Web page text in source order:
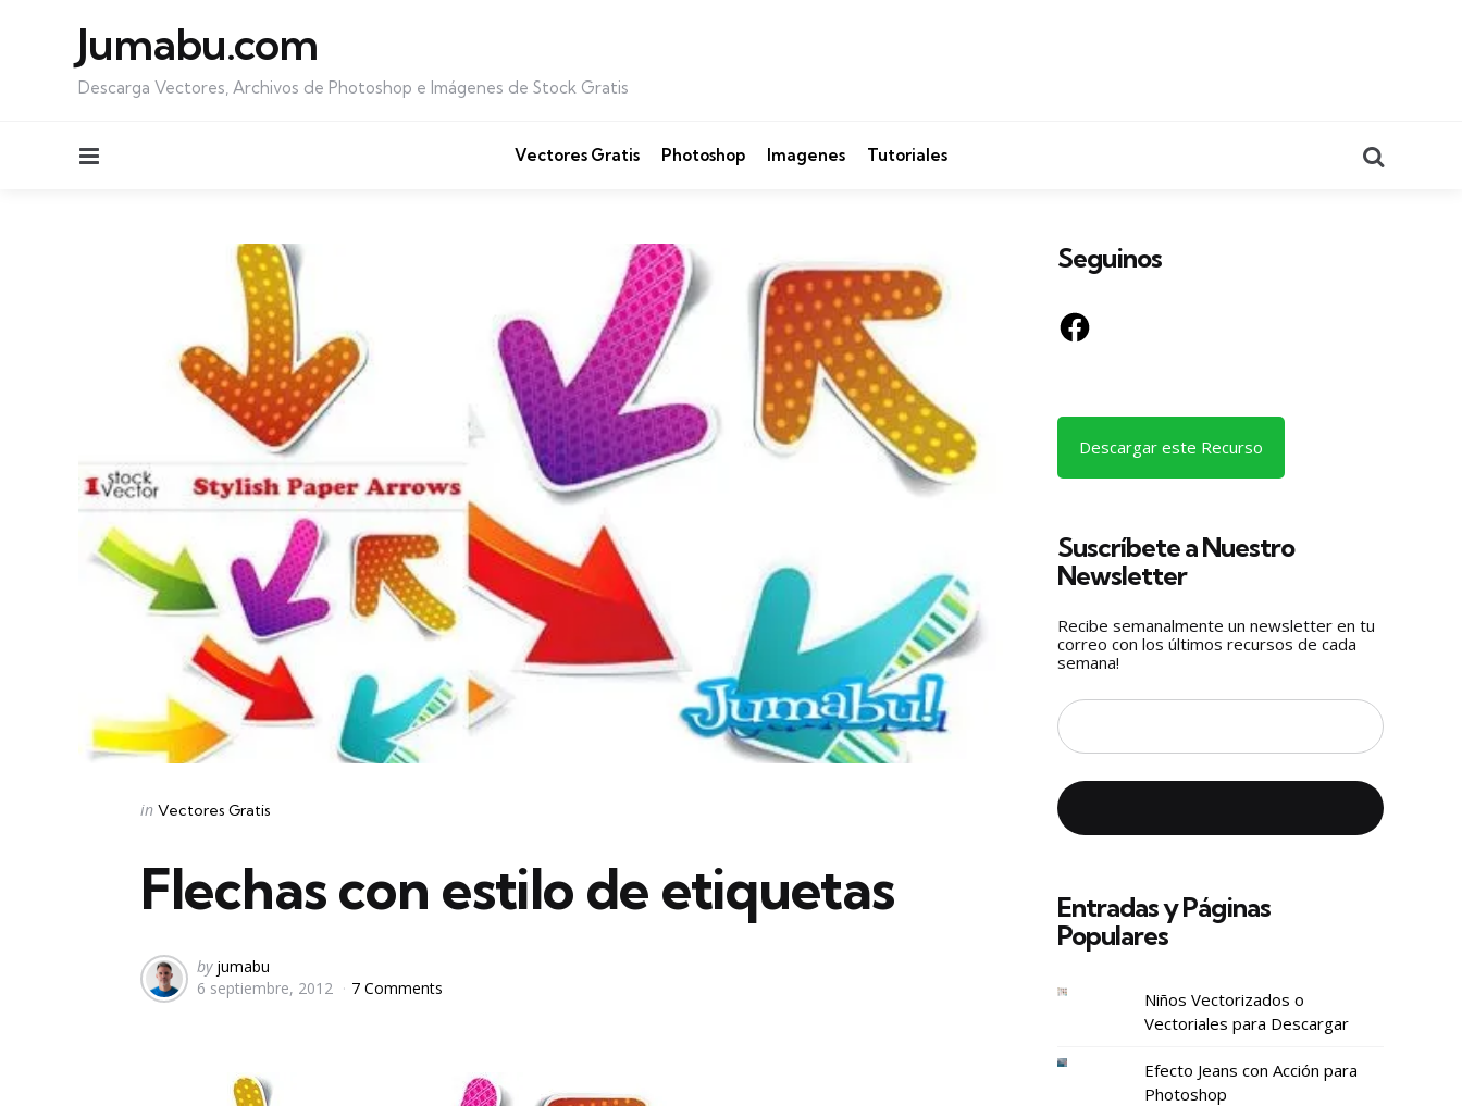
Jumabu.com
Descarga Vectores, Archivos de Photoshop e Imágenes de Stock Gratis
Vectores Gratis Photoshop Imagenes Tutoriales
Categories
Posted
in Vectores Gratis
Flechas con estilo de etiquetas
Posted
by
by jumabu
6 septiembre, 2012
7 Comments
Seguinos
Facebook
Descargar este Recurso
Suscríbete a Nuestro
Newsletter
Recibe semanalmente un newsletter en tu
correo con los últimos recursos de cada
semana!
Entradas y Páginas
Populares
Niños Vectorizados o
Vectoriales para Descargar
Efecto Jeans con Acción para
Photoshop